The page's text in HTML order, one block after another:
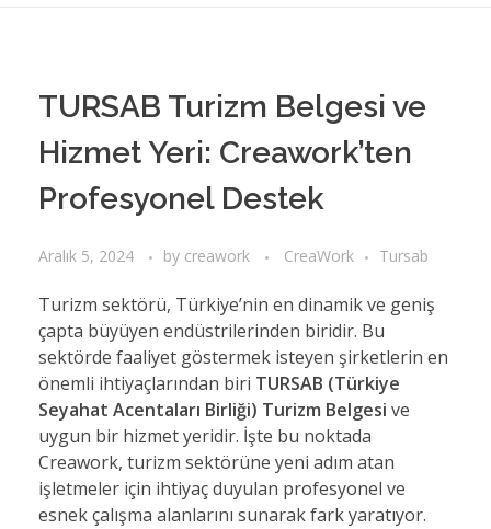
TURSAB Turizm Belgesi ve
Hizmet Yeri: Creawork’ten
Profesyonel Destek
Aralık 5, 2024 by creawork CreaWork Tursab
Turizm sektörü, Türkiye’nin en dinamik ve geniş
çapta büyüyen endüstrilerinden biridir. Bu
sektörde faaliyet göstermek isteyen şirketlerin en
önemli ihtiyaçlarından biri TURSAB (Türkiye
Seyahat Acentaları Birliği) Turizm Belgesi ve
uygun bir hizmet yeridir. İşte bu noktada
Creawork, turizm sektörüne yeni adım atan
işletmeler için ihtiyaç duyulan profesyonel ve
esnek çalışma alanlarını sunarak fark yaratıyor.